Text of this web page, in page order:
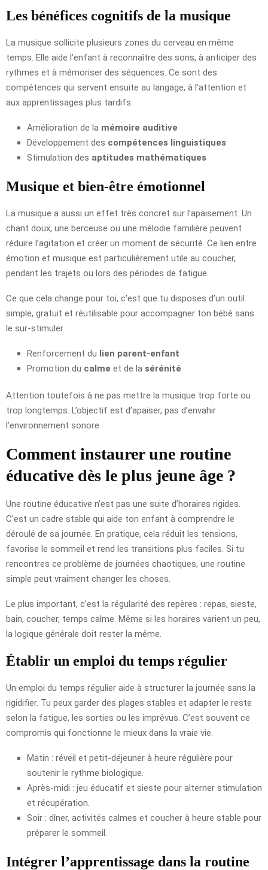
Les bénéfices cognitifs de la musique
La musique sollicite plusieurs zones du cerveau en même
temps. Elle aide l’enfant à reconnaître des sons, à anticiper des
rythmes et à mémoriser des séquences. Ce sont des
compétences qui servent ensuite au langage, à l’attention et
aux apprentissages plus tardifs.
Amélioration de la mémoire auditive
Développement des compétences linguistiques
Stimulation des aptitudes mathématiques
Musique et bien-être émotionnel
La musique a aussi un effet très concret sur l’apaisement. Un
chant doux, une berceuse ou une mélodie familière peuvent
réduire l’agitation et créer un moment de sécurité. Ce lien entre
émotion et musique est particulièrement utile au coucher,
pendant les trajets ou lors des périodes de fatigue.
Ce que cela change pour toi, c’est que tu disposes d’un outil
simple, gratuit et réutilisable pour accompagner ton bébé sans
le sur-stimuler.
Renforcement du lien parent-enfant
Promotion du calme et de la sérénité
Attention toutefois à ne pas mettre la musique trop forte ou
trop longtemps. L’objectif est d’apaiser, pas d’envahir
l’environnement sonore.
Comment instaurer une routine
éducative dès le plus jeune âge ?
Une routine éducative n’est pas une suite d’horaires rigides.
C’est un cadre stable qui aide ton enfant à comprendre le
déroulé de sa journée. En pratique, cela réduit les tensions,
favorise le sommeil et rend les transitions plus faciles. Si tu
rencontres ce problème de journées chaotiques, une routine
simple peut vraiment changer les choses.
Le plus important, c’est la régularité des repères : repas, sieste,
bain, coucher, temps calme. Même si les horaires varient un peu,
la logique générale doit rester la même.
Établir un emploi du temps régulier
Un emploi du temps régulier aide à structurer la journée sans la
rigidifier. Tu peux garder des plages stables et adapter le reste
selon la fatigue, les sorties ou les imprévus. C’est souvent ce
compromis qui fonctionne le mieux dans la vraie vie.
Matin : réveil et petit-déjeuner à heure régulière pour
soutenir le rythme biologique.
Après-midi : jeu éducatif et sieste pour alterner stimulation
et récupération.
Soir : dîner, activités calmes et coucher à heure stable pour
préparer le sommeil.
Intégrer l’apprentissage dans la routine